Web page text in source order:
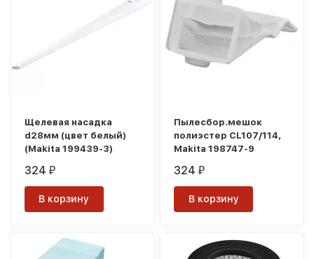
Щелевая насадка
d28мм (цвет белый)
(Makita 199439-3)
324₽
В корзину
Пылесбор.мешок
полиэстер CL107/114,
Makita 198747-9
324₽
В корзину